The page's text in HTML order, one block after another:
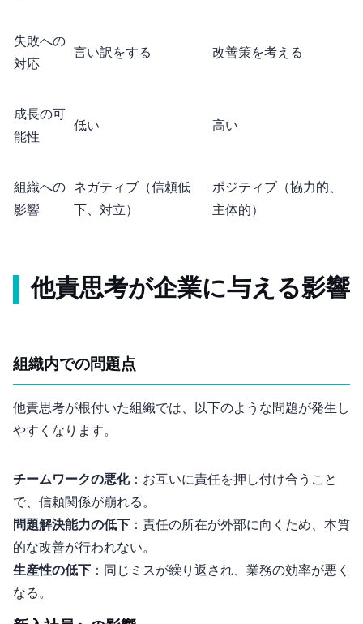
失敗への
対応
言い訳をする 改善策を考える
成長の可
能性
低い 高い
組織への
影響
ネガティブ（信頼低
下、対立）
ポジティブ（協力的、
主体的）
他責思考が企業に与える影響
組織内での問題点
他責思考が根付いた組織では、以下のような問題が発生し
やすくなります。
チームワークの悪化：お互いに責任を押し付け合うこと
で、信頼関係が崩れる。
問題解決能力の低下 ：責任の所在が外部に向くため、本質
的な改善が行われない。
生産性の低下 ：同じミスが繰り返され、業務の効率が悪く
なる。